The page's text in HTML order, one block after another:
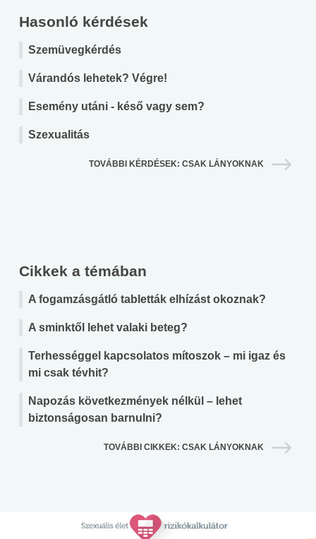
Hasonló kérdések
Szemüvegkérdés
Várandós lehetek? Végre!
Esemény utáni - késő vagy sem?
Szexualitás
TOVÁBBI KÉRDÉSEK: CSAK LÁNYOKNAK
Cikkek a témában
A fogamzásgátló tabletták elhízást okoznak?
A sminktől lehet valaki beteg?
Terhességgel kapcsolatos mítoszok – mi igaz és
mi csak tévhit?
Napozás következmények nélkül – lehet
biztonságosan barnulni?
TOVÁBBI CIKKEK: CSAK LÁNYOKNAK